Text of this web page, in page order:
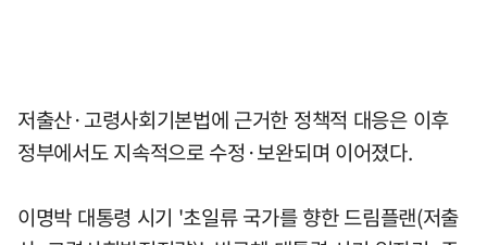
저출산·고령사회기본법에 근거한 정책적 대응은 이후
정부에서도 지속적으로 수정·보완되며 이어졌다.
이명박 대통령 시기 '초일류 국가를 향한 드림플랜(저출